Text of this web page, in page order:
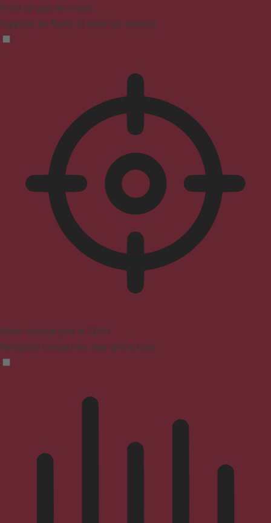
Profil sûr pour les crises
Supprime les flashs et réduit les couleurs
Mode convivial pour le TDAH
Navigation concentrée, sans distractions